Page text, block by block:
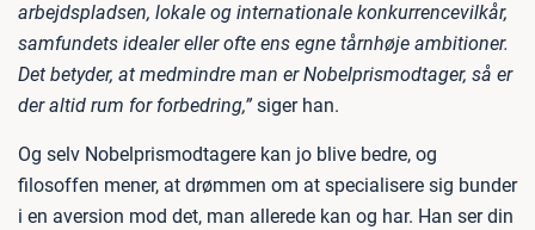
arbejdspladsen, lokale og internationale konkurrencevilkår,
samfundets idealer eller ofte ens egne tårnhøje ambitioner.
Det betyder, at medmindre man er Nobelprismodtager, så er
der altid rum for forbedring,” siger han.
Og selv Nobelprismodtagere kan jo blive bedre, og
filosoffen mener, at drømmen om at specialisere sig bunder
i en aversion mod det, man allerede kan og har. Han ser din